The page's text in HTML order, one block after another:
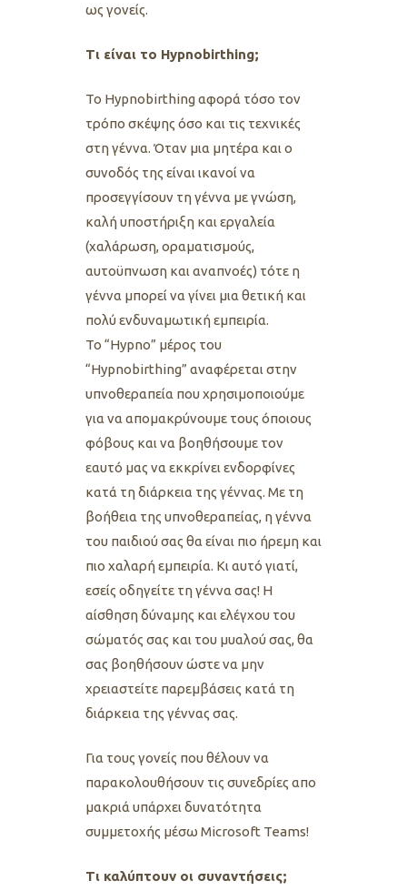
ως γονείς.
Τι είναι το Hypnobirthing;
Το Hypnobirthing αφορά τόσο τον
τρόπο σκέψης όσο και τις τεχνικές
στη γέννα. Όταν μια μητέρα και ο
συνοδός της είναι ικανοί να
προσεγγίσουν τη γέννα με γνώση,
καλή υποστήριξη και εργαλεία
(χαλάρωση, οραματισμούς,
αυτοϋπνωση και αναπνοές) τότε η
γέννα μπορεί να γίνει μια θετική και
πολύ ενδυναμωτική εμπειρία.
Το “Hypno” μέρος του
“Hypnobirthing” αναφέρεται στην
υπνοθεραπεία που χρησιμοποιούμε
για να απομακρύνουμε τους όποιους
φόβους και να βοηθήσουμε τον
εαυτό μας να εκκρίνει ενδορφίνες
κατά τη διάρκεια της γέννας. Με τη
βοήθεια της υπνοθεραπείας, η γέννα
του παιδιού σας θα είναι πιο ήρεμη και
πιο χαλαρή εμπειρία. Κι αυτό γιατί,
εσείς οδηγείτε τη γέννα σας! Η
αίσθηση δύναμης και ελέγχου του
σώματός σας και του μυαλού σας, θα
σας βοηθήσουν ώστε να μην
χρειαστείτε παρεμβάσεις κατά τη
διάρκεια της γέννας σας.
Για τους γονείς που θέλουν να
παρακολουθήσουν τις συνεδρίες απο
μακριά υπάρχει δυνατότητα
συμμετοχής μέσω Microsoft Teams!
Τι καλύπτουν οι συναντήσεις;